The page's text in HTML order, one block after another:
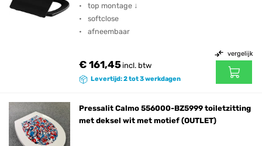
top montage ↓
softclose
afneembaar
€ 161,45incl. btw
Levertijd: 2 tot 3 werkdagen
vergelijk
Pressalit Calmo 556000-BZ5999 toiletzitting
met deksel wit met motief (OUTLET)